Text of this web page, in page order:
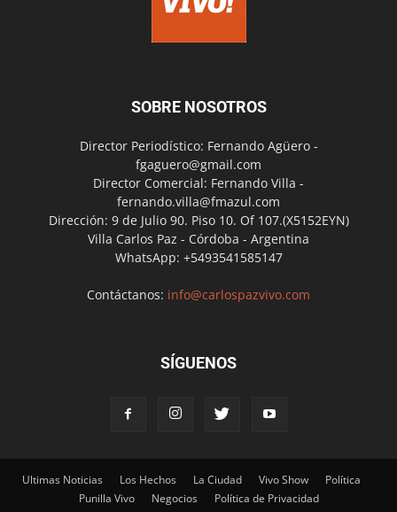
SOBRE NOSOTROS
Director Periodístico: Fernando Agüero -
fgaguero@gmail.com
Director Comercial: Fernando Villa -
fernando.villa@fmazul.com
Dirección: 9 de Julio 90. Piso 10. Of 107.(X5152EYN)
Villa Carlos Paz - Córdoba - Argentina
WhatsApp: +5493541585147
Contáctanos: info@carlospazvivo.com
SÍGUENOS
Ultimas Noticias Los Hechos La Ciudad Vivo Show
Política
Punilla Vivo
Negocios Política de Privacidad